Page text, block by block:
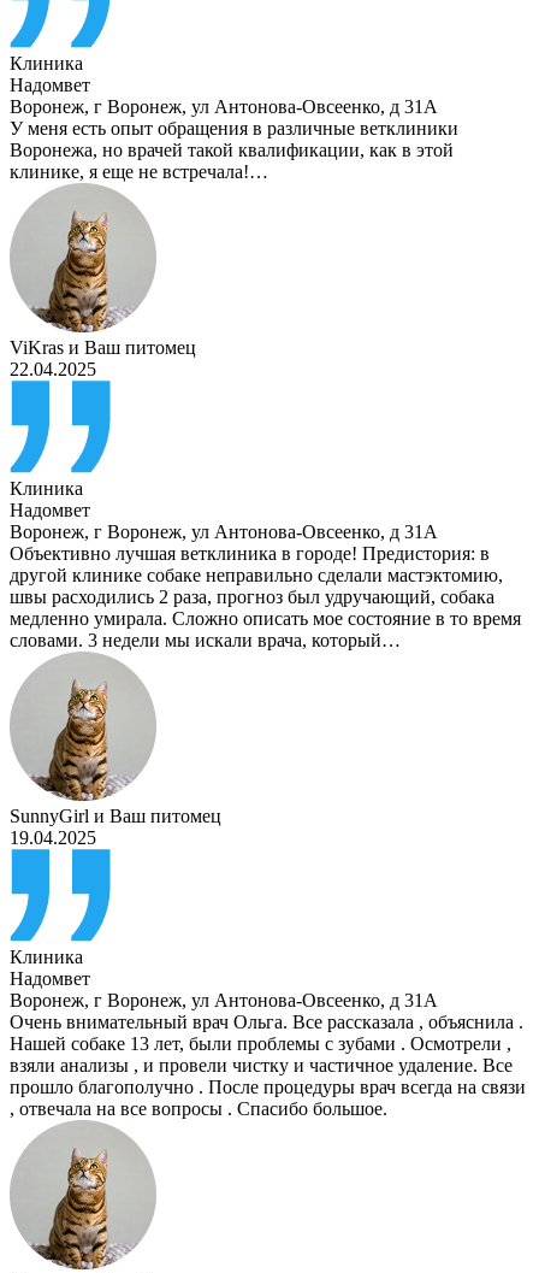
Клиника
Надомвет
Воронеж, г Воронеж, ул Антонова-Овсеенко, д 31А
У меня есть опыт обращения в различные ветклиники
Воронежа, но врачей такой квалификации, как в этой
клинике, я еще не встречала!…
ViKras и Ваш питомец
22.04.2025
Клиника
Надомвет
Воронеж, г Воронеж, ул Антонова-Овсеенко, д 31А
Объективно лучшая ветклиника в городе! Предистория: в
другой клинике собаке неправильно сделали мастэктомию,
швы расходились 2 раза, прогноз был удручающий, собака
медленно умирала. Сложно описать мое состояние в то время
словами. 3 недели мы искали врача, который…
SunnyGirl и Ваш питомец
19.04.2025
Клиника
Надомвет
Воронеж, г Воронеж, ул Антонова-Овсеенко, д 31А
Очень внимательный врач Ольга. Все рассказала , объяснила .
Нашей собаке 13 лет, были проблемы с зубами . Осмотрели ,
взяли анализы , и провели чистку и частичное удаление. Все
прошло благополучно . После процедуры врач всегда на связи
, отвечала на все вопросы . Спасибо большое.